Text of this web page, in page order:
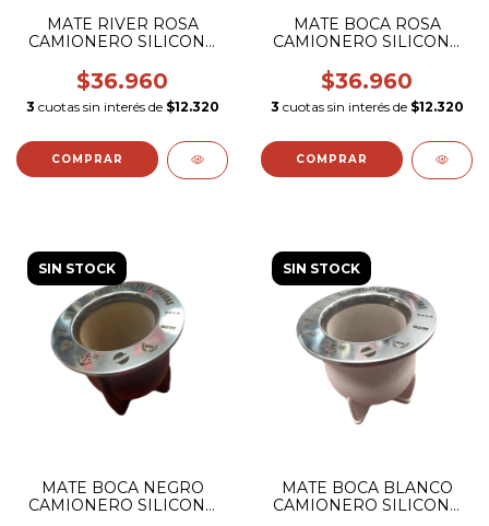
MATE RIVER ROSA
CAMIONERO SILICONA
$36.960
3 cuotas sin interés de $12.320
MATE BOCA ROSA
CAMIONERO SILICONA
$36.960
3 cuotas sin interés de $12.320
SIN STOCK
MATE BOCA NEGRO
CAMIONERO SILICONA
SIN STOCK
MATE BOCA BLANCO
CAMIONERO SILICONA